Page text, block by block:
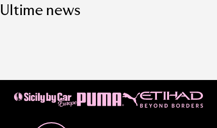
Ultime news